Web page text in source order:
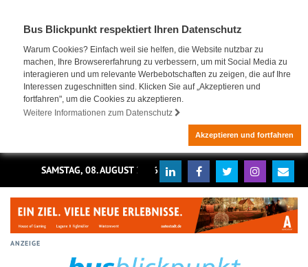
Bus Blickpunkt respektiert Ihren Datenschutz
Warum Cookies? Einfach weil sie helfen, die Website nutzbar zu
machen, Ihre Browsererfahrung zu verbessern, um mit Social Media zu
interagieren und um relevante Werbebotschaften zu zeigen, die auf Ihre
Interessen zugeschnitten sind. Klicken Sie auf „Akzeptieren und
fortfahren", um die Cookies zu akzeptieren.
Weitere Informationen zum Datenschutz
Akzeptieren und fortfahren
SAMSTAG, 08. AUGUST 2026
ANZEIGE